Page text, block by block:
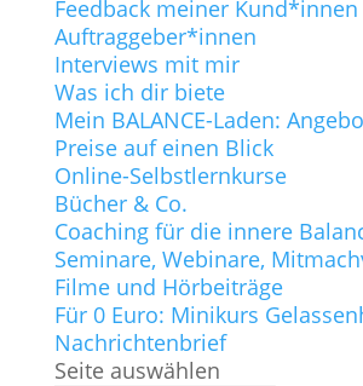
Feedback meiner Kund*innen
Auftraggeber*innen
Interviews mit mir
Was ich dir biete
Mein BALANCE-Laden:
Preise auf einen Blick
Online-Selbstlernkurse
Bücher & Co.
Coaching für die innere
Seminare, Webinare,
Filme und Hörbeiträge
Für 0 Euro: Minikurs
Nachrichtenbrief
Seite auswählen